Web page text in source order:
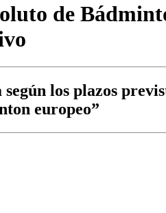
de
los plazos
europeo”